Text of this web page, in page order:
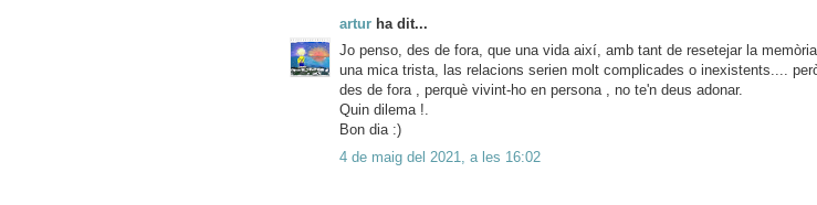
artur ha dit...
Jo penso, des de fora, que una vida així, amb tant de resetejar la
una mica trista, las relacions serien molt complicades o inexistents....
des de fora , perquè vivint-ho en persona , no te'n deus adonar.
Quin dilema !.
Bon dia :)
4 de maig del 2021, a les 16:02